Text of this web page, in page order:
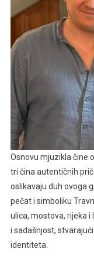
Osnovu mjuzikla čine
tri čina autentičnih
oslikavaju duh ovoga
pečat i simboliku
ulica, mostova, rijeka i
i sadašnjost,
identiteta.